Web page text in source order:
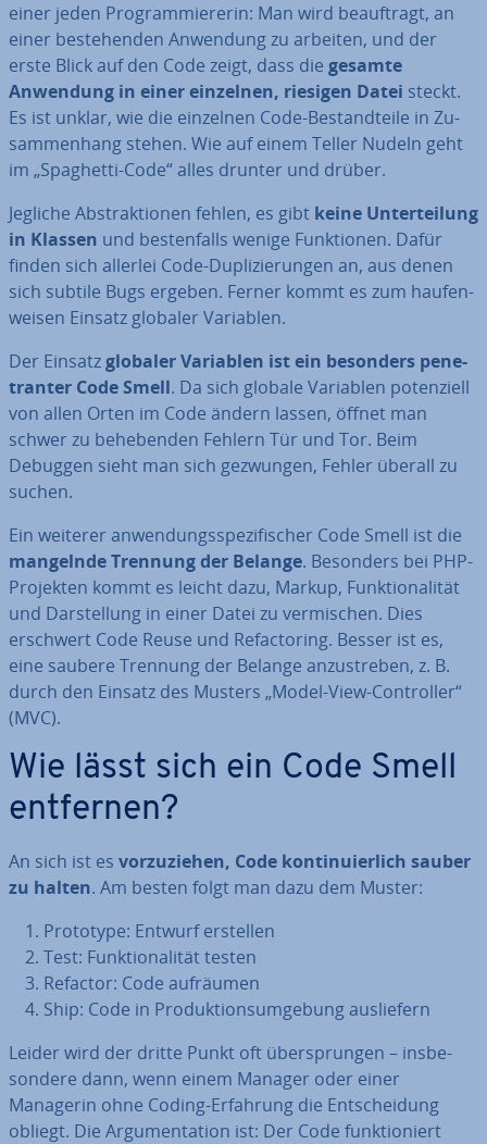
einer jeden Pro­gram­mie­re­rin: Man wird be­auf­tragt, an
einer be­stehen­den Anwendung zu arbeiten, und der
erste Blick auf den Code zeigt, dass die gesamte
Anwendung in einer einzelnen, riesigen Datei steckt.
Es ist unklar, wie die einzelnen Code-Be­stand­tei­le in Zu­
sam­men­hang stehen. Wie auf einem Teller Nudeln geht
im „Spaghetti-Code“ alles drunter und drüber.
Jegliche Abs­trak­tio­nen fehlen, es gibt keine Un­ter­tei­lung
in Klassen und bes­ten­falls wenige Funk­tio­nen. Dafür
finden sich allerlei Code-Du­pli­zie­run­gen an, aus denen
sich subtile Bugs ergeben. Ferner kommt es zum hau­fen­
wei­sen Einsatz globaler Variablen.
Der Einsatzglobaler Variablen ist ein besonders pe­ne­
tran­ter Code Smell. Da sich globale Variablen po­ten­zi­ell
von allen Orten im Code ändern lassen, öffnet man
schwer zu be­he­ben­den Fehlern Tür und Tor. Beim
Debuggen sieht man sich gezwungen, Fehler überall zu
suchen.
Ein weiterer an­wen­dungs­spe­zi­fi­scher Code Smell ist die
mangelnde Trennung der Belange. Besonders bei PHP-
Projekten kommt es leicht dazu, Markup, Funk­tio­na­li­tät
und Dar­stel­lung in einer Datei zu ver­mi­schen. Dies
erschwert Code Reuse und Re­fac­to­ring. Besser ist es,
eine saubere Trennung der Belange an­zu­stre­ben, z. B.
durch den Einsatz des Musters „Model-View-Con­trol­ler“
(MVC).
Wie lässt sich ein Code Smell
entfernen?
An sich ist es vor­zu­zie­hen, Code kon­ti­nu­ier­lich sauber
zu halten. Am besten folgt man dazu dem Muster:
Prototype: Entwurf erstellen
Test: Funk­tio­na­li­tät testen
Refactor: Code aufräumen
Ship: Code in Pro­duk­ti­ons­um­ge­bung aus­lie­fern
Leider wird der dritte Punkt oft über­sprun­gen – ins­be­
son­de­re dann, wenn einem Manager oder einer
Managerin ohne Coding-Erfahrung die Ent­schei­dung
obliegt. Die Ar­gu­men­ta­ti­on ist: Der Code funk­tio­niert